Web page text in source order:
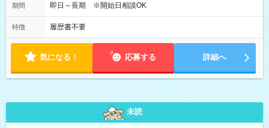
期間 即日～長期 ※開始日相談OK
特徴 履歴書不要
気になる！ 応募する 詳細へ
未読